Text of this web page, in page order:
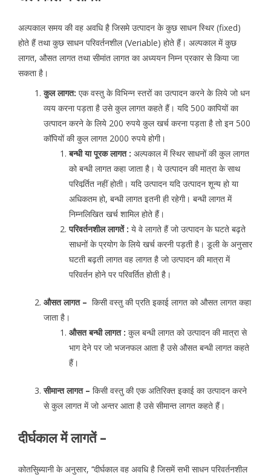
अल्पकाल समय की वह अवधि है जिसमे उत्पादन के कुछ साधन स्थिर (fixed)
होते हैं तथा कुछ साधन परिवर्तनशील (Veriable) होते हैं। अल्पकाल में कुछ
लागत, औसत लागत तथा सीमांत लागत का अध्ययन निम्न प्रकार से किया जा
सकता है।
कुल लागत: एक वस्तु के विभिन्न स्तरों का उत्पादन करने के लिये जो धन
व्यय करना पड़ता है उसे कुल लागत कहते हैं। यदि 500 कापियों का
उत्पादन करने के लिये 200 रुपये कुल खर्च करना पड़ता है तो इन 500
कॉपियों की कुल लागत 2000 रुपये होगी।
बन्धी या पूरक लागत : अल्पकाल में स्थिर साधनों की कुल लागत
को बन्धी लागत कहा जाता है। ये उत्पादन की मात्रा के साथ
परिवर्र्तित नहीं होती। यदि उत्पादन यदि उत्पादन शून्य हो या
अधिकतम हो, बन्धी लागत इतनी ही रहेगी। बन्धी लागत में
निम्नलिखित खर्च शामिल होते हैं।
परिवर्तनशील लागतें : ये वे लागते हैं जो उत्पादन के घटते बढ़ते
साधनों के प्रयोग के लिये खर्च करनी पड़ती है। डूली के अनुसार
घटती बढ़ती लागत वह लागत है जो उत्पादन की मात्रा में
परिवर्तन होने पर परिवर्तित होती है।
औसत लागत – किसी वस्तु की प्रति इकाई लागत को औसत लागत कहा
जाता है।
औसत बन्धी लागत : कुल बन्धी लागत को उत्पादन की मात्रा से
भाग देने पर जो भजनफल आता है उसे औसत बन्धी लागत कहते
हैं।
सीमान्त लागत – किसी वस्तु की एक अतिरिक्त इकाई का उत्पादन करने
से कुल लागत में जो अन्तर आता है उसे सीमान्त लागत कहते हैं।
दीर्घकाल में लागतें –
कोतसुिब्यानी के अनुसार, ‘‘दीर्घकाल वह अवधि है जिसमें सभी साधन परिवर्तनशील